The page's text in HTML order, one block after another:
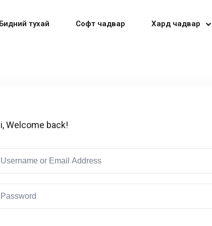
тухай Софт чадвар Хард чадвар
Welcome back!
Don’t have an account?Sign up